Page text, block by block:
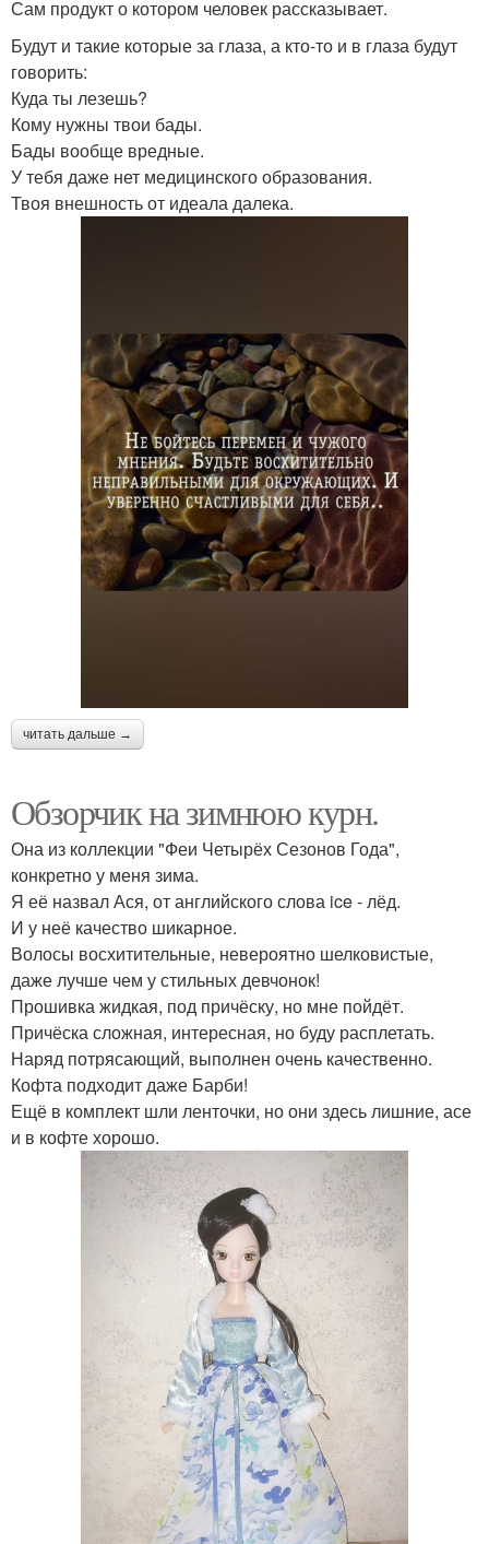
Сам продукт о котором человек рассказывает.
Будут и такие которые за глаза, а кто-то и в глаза будут
говорить:
Куда ты лезешь?
Кому нужны твои бады.
Бады вообще вредные.
У тебя даже нет медицинского образования.
Твоя внешность от идеала далека.
читать дальше →
Обзорчик на зимнюю курн.
Она из коллекции "Феи Четырёх Сезонов Года",
конкретно у меня зима.
Я её назвал Ася, от английского слова ice - лёд.
И у неё качество шикарное.
Волосы восхитительные, невероятно шелковистые,
даже лучше чем у стильных девчонок!
Прошивка жидкая, под причёску, но мне пойдёт.
Причёска сложная, интересная, но буду расплетать.
Наряд потрясающий, выполнен очень качественно.
Кофта подходит даже Барби!
Ещё в комплект шли ленточки, но они здесь лишние, асе
и в кофте хорошо.